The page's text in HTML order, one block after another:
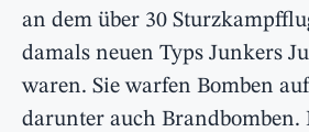
an dem über 30
damals neuen Typs Junkers
waren. Sie warfen Bomben
darunter auch